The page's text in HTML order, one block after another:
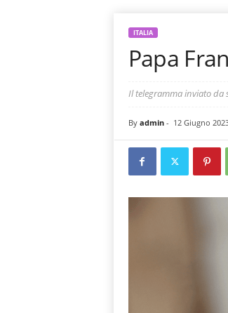
ITALIA
Papa
Il telegramma inviato da
By admin- 12 Giugno